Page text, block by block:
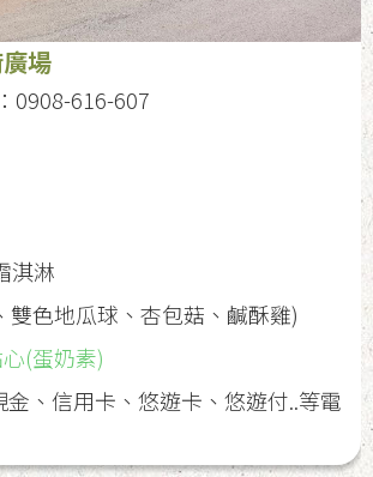
場
0908-616-607
淇淋
雙色地瓜球、杏包菇、鹹酥雞)
(蛋奶素)
金、信用卡、悠遊卡、悠遊付..等電